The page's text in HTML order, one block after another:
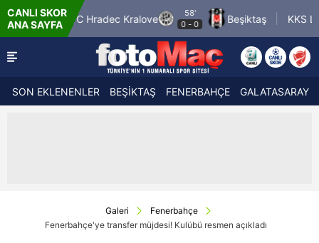
CANLI SKOR
ANA SAYFA
FC Hradec Kralove
0-0 Beşiktaş KKS Lech
SON EKLENENLER BEŞİKTAŞ FENERBAHÇE GALATASARAY
Galeri
Fenerbahçe
Fenerbahçe'ye transfer müjdesi! Kulübü resmen açıkladı